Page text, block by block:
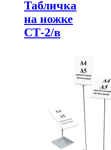
Табличка
на ножке
СТ-2/в